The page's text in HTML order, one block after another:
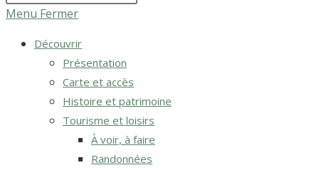
Menu Fermer
Découvrir
Présentation
Carte et accès
Histoire et patrimoine
Tourisme et loisirs
À voir, à faire
Randonnées